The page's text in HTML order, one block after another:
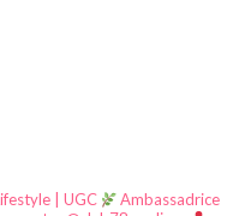
| UGC
Ambassadrice